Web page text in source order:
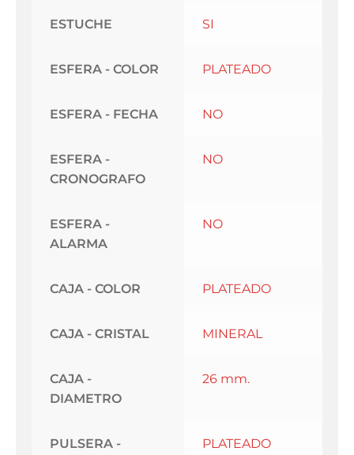
ESTUCHE SI
ESFERA - COLOR PLATEADO
ESFERA - FECHA NO
ESFERA -
CRONOGRAFO
NO
ESFERA -
ALARMA
NO
CAJA - COLOR PLATEADO
CAJA - CRISTAL MINERAL
CAJA -
DIAMETRO
26 mm.
PULSERA -
PLATEADO